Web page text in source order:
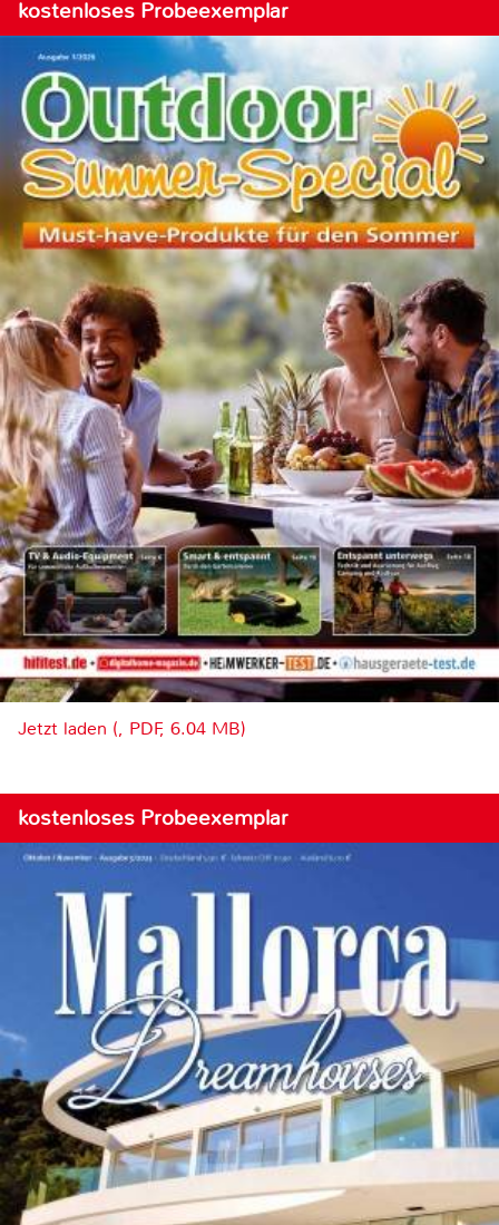
kostenloses Probeexemplar
Jetzt laden (, PDF, 6.04 MB)
kostenloses Probeexemplar